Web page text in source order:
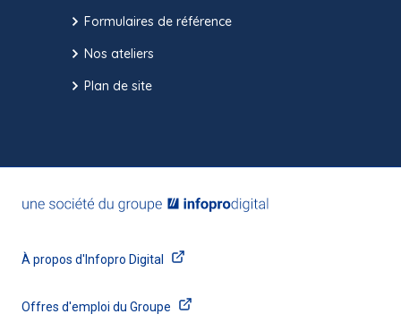
Formulaires de référence
Nos ateliers
Plan de site